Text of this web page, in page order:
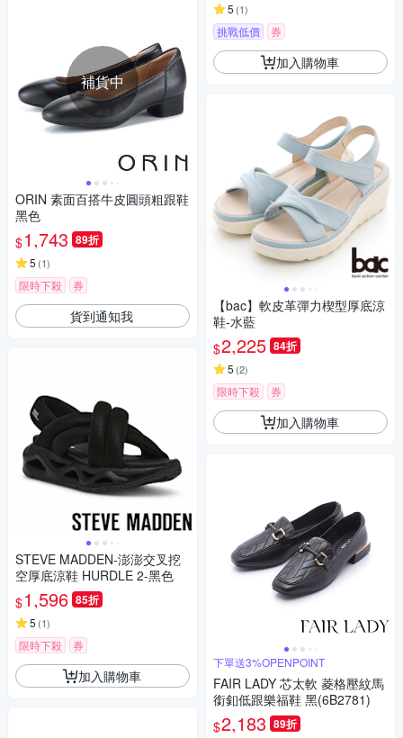
補貨中
ORIN 素面百搭牛皮圓頭粗跟鞋
黑色
$1,743 89折
5 (1)
限時下殺 券
貨到通知我
STEVE MADDEN-澎澎交叉挖
空厚底涼鞋 HURDLE 2-黑色
$1,596 85折
5 (1)
限時下殺 券
加入購物車
5 (1)
挑戰低價 券
加入購物車
【bac】軟皮革彈力楔型厚底涼
鞋-水藍
$2,225 84折
5 (2)
限時下殺 券
加入購物車
下單送3%OPENPOINT
FAIR LADY 芯太軟 菱格壓紋馬
銜釦低跟樂福鞋 黑(6B2781)
$2,183 89折